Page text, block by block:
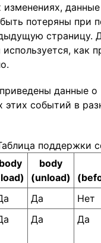
изменениях,
потеряны при
страницу.
как
данные о
этих событий в
поддержки
body
body
(unload)
Да Нет
Да Да